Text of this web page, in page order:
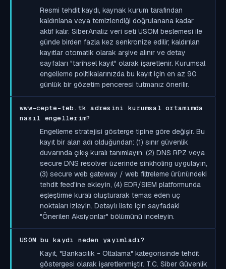
Resmi tehdit kaydı, kaynak kurum tarafından
kaldırılana veya temizlendiği doğrulanana kadar
aktif kalır. SiberAnaliz veri seti USOM beslemesi ile
günde birden fazla kez senkronize edilir; kaldırılan
kayıtlar otomatik olarak arşive alınır ve detay
sayfaları "tarihsel kayıt" olarak işaretlenir. Kurumsal
engelleme politikalarınızda bu kayıt için en az 90
günlük bir gözetim penceresi tutmanız önerilir.
www-cepte-teb.tk adresini kurumsal ortamımda
nasıl engellerim?
Engelleme stratejisi gösterge tipine göre değişir. Bu
kayıt bir alan adı olduğundan: (1) sınır güvenlik
duvarında çıkış kuralı tanımlayın, (2) DNS RPZ veya
secure DNS resolver üzerinde sinkholing uygulayın,
(3) secure web gateway / web filtreleme ürünündeki
tehdit feed'ine ekleyin, (4) EDR/SIEM platformunda
eşleştirme kuralı oluşturarak temas eden uç
noktaları izleyin. Detaylı liste için sayfadaki
"Önerilen Aksiyonlar" bölümünü inceleyin.
USOM bu kaydı neden yayımladı?
Kayıt, "Bankacılık - Oltalama" kategorisinde tehdit
göstergesi olarak işaretlenmiştir. T.C. Siber Güvenlik